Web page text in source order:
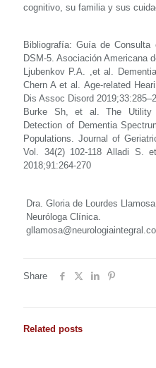
cognitivo, su familia y sus
Bibliografía: Guía de Consulta
DSM-5. Asociación Americana
Ljubenkov P.A. ,et al.
Chern A et al. Age-related
Dis Assoc Disord
Burke Sh, et al. The Utility
Detection of Dementia
Populations. Journal of
Vol. 34(2) 102-118 Alladi S.
2018;91:264-270
Dra. Gloria de Lourdes
Neuróloga Clínica.
Share
Related posts